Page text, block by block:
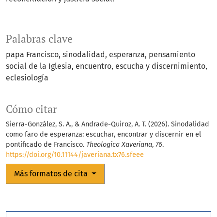
Palabras clave
papa Francisco sinodalidad esperanza pensamiento
social de la Iglesia encuentro escucha y discernimiento
eclesiología
Cómo citar
Sierra-González, S. A., & Andrade-Quiroz, A. T. (2026). Sinodalidad
como faro de esperanza: escuchar, encontrar y discernir en el
pontificado de Francisco. Theologica Xaveriana, 76.
https://doi.org/10.11144/javeriana.tx76.sfeee
Más formatos de cita